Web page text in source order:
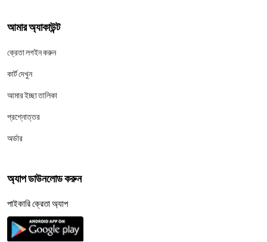
আমার অ্যাকাউন্ট
ক্রেতা লগইন করুন
কার্ট দেখুন
আমার ইচ্ছা তালিকা
প্রশ্নোত্তর
অর্ডার
অ্যাপ ডাউনলোড করুন
পাইকারি ক্রেতা অ্যাপ